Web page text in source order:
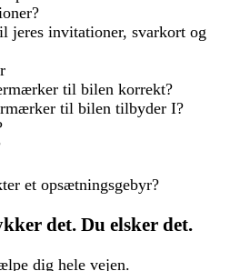
jeres invitationer, svarkort og
til bilen korrekt?
til bilen tilbyder I?
et opsætningsgebyr?
det. Du elsker det.
dig hele vejen.